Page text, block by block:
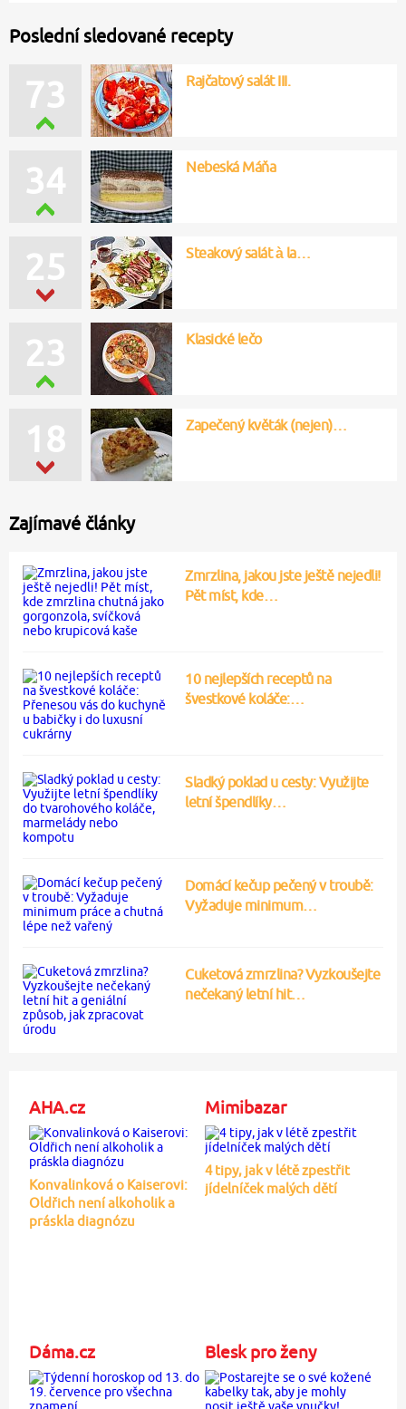
Poslední sledované recepty
73 Rajčatový salát III.
34 Nebeská Máňa
25 Steakový salát à la…
23 Klasické lečo
18 Zapečený květák (nejen)…
Zajímavé články
Zmrzlina, jakou jste ještě nejedli!
Pět míst, kde…
10 nejlepších receptů na
švestkové koláče:…
Sladký poklad u cesty: Využijte
letní špendlíky…
Domácí kečup pečený v troubě:
Vyžaduje minimum…
Cuketová zmrzlina? Vyzkoušejte
nečekaný letní hit…
AHA.cz
Konvalinková o Kaiserovi:
Oldřich není alkoholik a
práskla diagnózu
Mimibazar
4 tipy, jak v létě zpestřit
jídelníček malých dětí
Dáma.cz Blesk pro ženy